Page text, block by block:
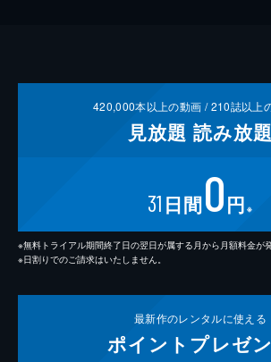
420,000本以上の動画 /210誌以上
見放題 読み放題
31 日間0円 ※
※無料トライアル期間終了日の翌日が属する月から月額料金が
※日割りでのご請求はいたしません。
最新作のレンタルに使える
ポイント プレゼ